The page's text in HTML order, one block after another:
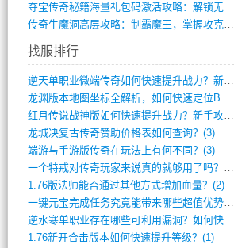
夺宝传奇秘籍海量礼包码激活攻略：解锁无限(587)
传奇牛魔洞高层攻略：制霸魔王，掌握攻克要(12)
找服排行
逆天单职业微端传奇如何快速提升战力？新手(4)
龙渊版本地图坐标全解析，如何快速定位BO(4)
红月传说战神版如何快速提升战力？新手攻略(3)
龙城决复古传奇赞助价格表如何查询？(3)
端游与手游版传奇在玩法上有何不同？(3)
一个特戒对传奇玩家来说真的就够用了吗？(2)
1.76版法师能否通过其他方式增加血量？(2)
一键元宝完成任务究竟能带来哪些超值优势？(1)
逆水寒单职业存在哪些可利用漏洞？如何快速(1)
1.76新开合击版本如何快速提升等级？(1)